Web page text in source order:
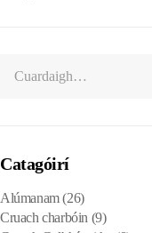
Catagóirí
Alúmanam(26)
Cruach charbóin (9)